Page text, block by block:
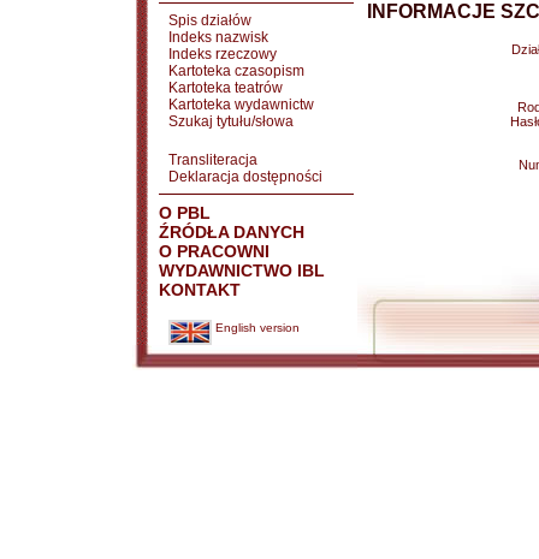
Spis działów
Indeks nazwisk
Indeks rzeczowy
Kartoteka czasopism
Kartoteka teatrów
Kartoteka wydawnictw
Szukaj tytułu/słowa
Transliteracja
Deklaracja dostępności
O PBL
ŹRÓDŁA DANYCH
O PRACOWNI
WYDAWNICTWO IBL
KONTAKT
English version
INFORMACJE